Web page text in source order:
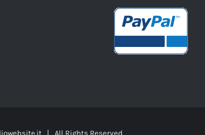
| All Rights Reserved